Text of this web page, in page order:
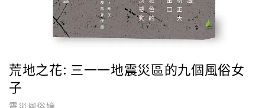
荒地之花: 三一一地震災區的九個風俗女
子